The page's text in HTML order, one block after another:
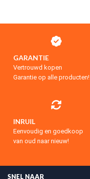
GARANTIE
Vertrouwd kopen
Garantie op alle producten!
INRUIL
Eenvoudig en goedkoop
van oud naar nieuw!
SNEL NAAR